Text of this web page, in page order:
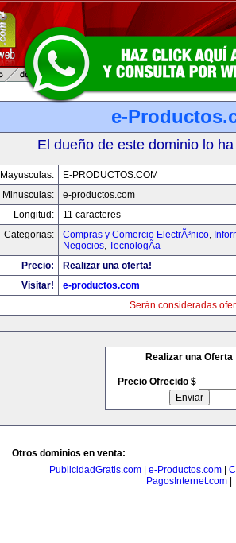
e-
El dueño de este dominio lo
Mayusculas:
E-PRODUCTOS.COM
Minusculas:
e-productos.com
Longitud:
11 caracteres
Categorias:
Compras y Comercio ElectrÃ³nico,
Negocios, TecnologÃ­a
Precio:
Realizar una oferta!
Visitar!
e-productos.com
Serán consideradas
Realizar una Oferta
Precio Ofrecido $
Otros dominios en venta:
PublicidadGratis.com
e-Productos.com
PagosInternet.com